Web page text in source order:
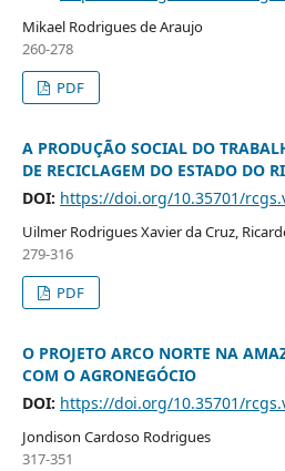
Mikael Rodrigues de Araujo
260-278
PDF
A PRODUÇÃO SOCIAL DO
DE RECICLAGEM DO ESTADO DO
DOI: https://doi.org/10.35701/
Uilmer Rodrigues Xavier da Cruz,
279-316
PDF
O PROJETO ARCO NORTE NA
COM O AGRONEGÓCIO
DOI: https://doi.org/10.35701/
Jondison Cardoso Rodrigues
317-351